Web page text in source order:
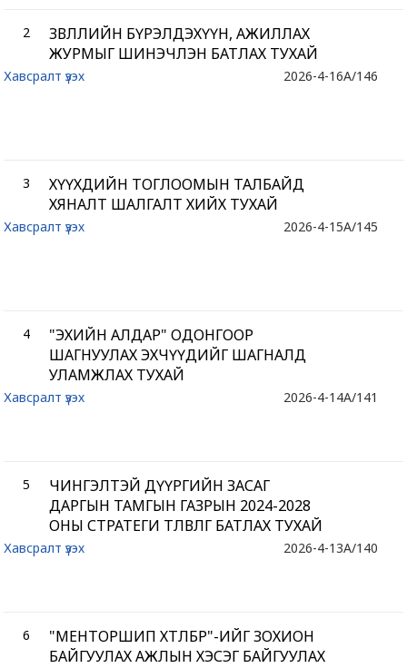
2
ЗӨВЛӨЛИЙН БҮРЭЛДЭХҮҮН, АЖИЛЛАХ
ЖУРМЫГ ШИНЭЧЛЭН БАТЛАХ ТУХАЙ
2026-4-16A/146
Хавсралт үзэх
3
ХҮҮХДИЙН ТОГЛООМЫН ТАЛБАЙД
ХЯНАЛТ ШАЛГАЛТ ХИЙХ ТУХАЙ
2026-4-15A/145
Хавсралт үзэх
4
"ЭХИЙН АЛДАР" ОДОНГООР
ШАГНУУЛАХ ЭХЧҮҮДИЙГ ШАГНАЛД
УЛАМЖЛАХ ТУХАЙ
2026-4-14A/141
Хавсралт үзэх
5
ЧИНГЭЛТЭЙ ДҮҮРГИЙН ЗАСАГ
ДАРГЫН ТАМГЫН ГАЗРЫН 2024-2028
ОНЫ СТРАТЕГИ ТӨЛӨВЛӨГӨӨ БАТЛАХ ТУХАЙ
2026-4-13A/140
Хавсралт үзэх
6
"МЕНТОРШИП ХӨТӨЛБӨР"-ИЙГ ЗОХИОН
БАЙГУУЛАХ АЖЛЫН ХЭСЭГ БАЙГУУЛАХ